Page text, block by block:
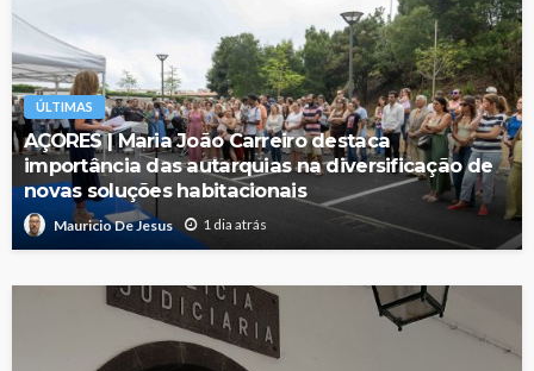
ÚLTIMAS
AÇORES | Maria João Carreiro destaca
importância das autarquias na diversificação de
novas soluções habitacionais
Mauricio De Jesus 1 dia atrás